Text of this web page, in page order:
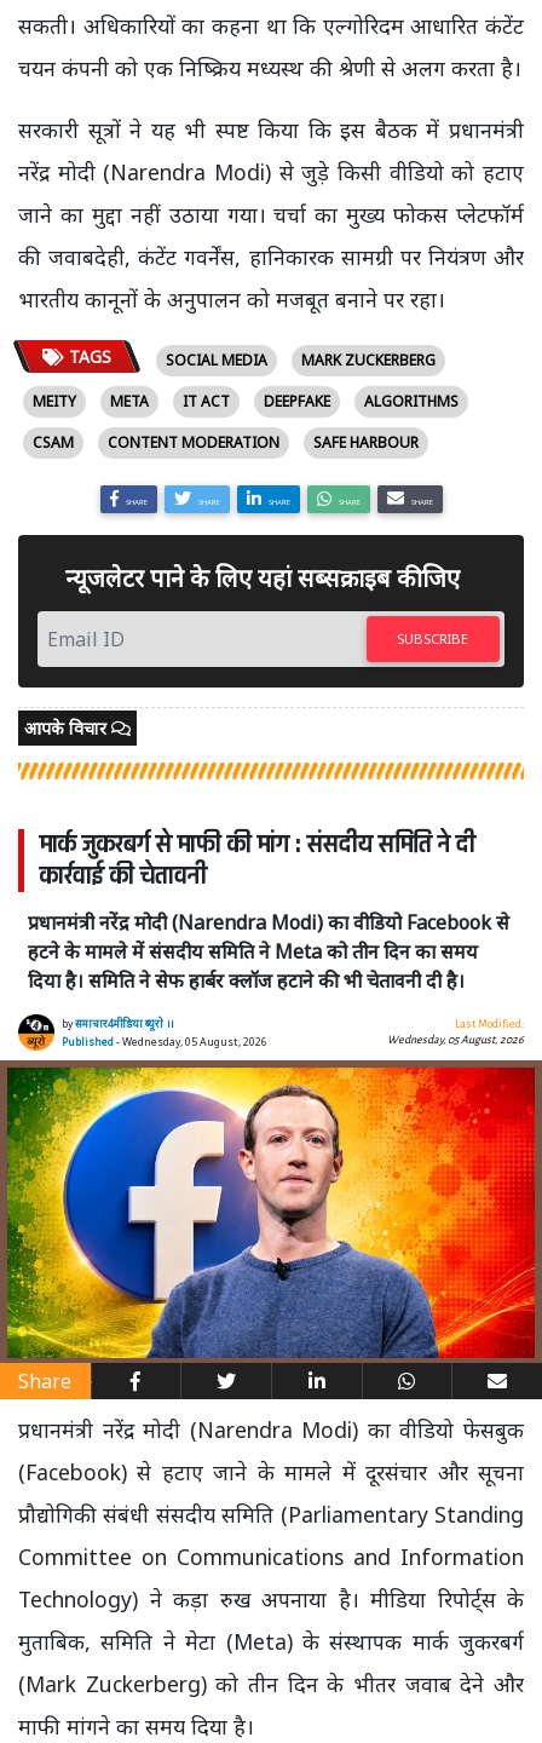
सकती। अधिकारियों का कहना था कि एल्गोरिदम आधारित कंटेंट
चयन कंपनी को एक निष्क्रिय मध्यस्थ की श्रेणी से अलग करता है।
सरकारी सूत्रों ने यह भी स्पष्ट किया कि इस बैठक में प्रधानमंत्री
नरेंद्र मोदी (Narendra Modi) से जुड़े किसी वीडियो को हटाए
जाने का मुद्दा नहीं उठाया गया। चर्चा का मुख्य फोकस प्लेटफॉर्म
की जवाबदेही, कंटेंट गवर्नेंस, हानिकारक सामग्री पर नियंत्रण और
भारतीय कानूनों के अनुपालन को मजबूत बनाने पर रहा।
TAGS SOCIAL MEDIA
MARK ZUCKERBERG
MEITY
META IT ACT DEEPFAKE
ALGORITHMS
CSAM
CONTENT MODERATION SAFE HARBOUR
SHARE SHARE SHARE SHARE SHARE
न्यूजलेटर पाने के लिए यहां सब्सक्राइब कीजिए
SUBSCRIBE
आपके विचार
मार्क जुकरबर्ग से माफी की मांग : संसदीय समिति ने दी
कार्रवाई की चेतावनी
प्रधानमंत्री नरेंद्र मोदी (Narendra Modi) का वीडियो Facebook से
हटने के मामले में संसदीय समिति ने Meta को तीन दिन का समय
दिया है। समिति ने सेफ हार्बर क्लॉज हटाने की भी चेतावनी दी है।
byसमाचार4मीडिया ब्यूरो ।।
Published- Wednesday, 05 August, 2026
Last Modified:
Wednesday, 05 August, 2026
Share
प्रधानमंत्री नरेंद्र मोदी (Narendra Modi) का वीडियो फेसबुक
(Facebook) से हटाए जाने के मामले में दूरसंचार और सूचना
प्रौद्योगिकी संबंधी संसदीय समिति (Parliamentary Standing
Committee on Communications and Information
Technology) ने कड़ा रुख अपनाया है। मीडिया रिपोर्ट्स के
मुताबिक, समिति ने मेटा (Meta) के संस्थापक मार्क जुकरबर्ग
(Mark Zuckerberg) को तीन दिन के भीतर जवाब देने और
माफी मांगने का समय दिया है।